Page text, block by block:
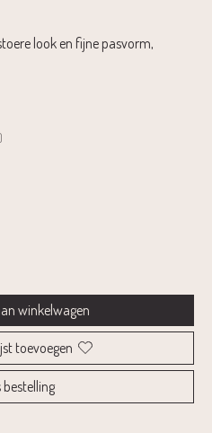
look en fijne pasvorm,
winkelwagen
toevoegen
bestelling